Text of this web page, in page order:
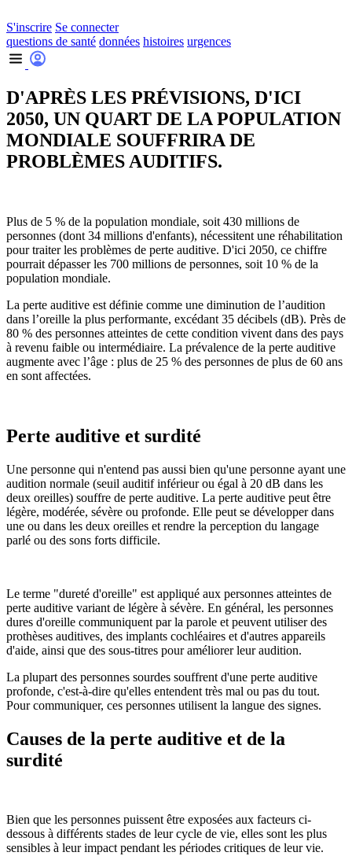
S'inscrire Se connecter
questions de santé données histoires urgences
D'APRÈS LES PRÉVISIONS, D'ICI
2050, UN QUART DE LA POPULATION
MONDIALE SOUFFRIRA DE
PROBLÈMES AUDITIFS.
Plus de 5 % de la population mondiale, soit 430 millions de
personnes (dont 34 millions d'enfants), nécessitent une réhabilitation
pour traiter les problèmes de perte auditive. D'ici 2050, ce chiffre
pourrait dépasser les 700 millions de personnes, soit 10 % de la
population mondiale.
La perte auditive est définie comme une diminution de l’audition
dans l’oreille la plus performante, excédant 35 décibels (dB). Près de
80 % des personnes atteintes de cette condition vivent dans des pays
à revenu faible ou intermédiaire. La prévalence de la perte auditive
augmente avec l’âge : plus de 25 % des personnes de plus de 60 ans
en sont affectées.
Perte auditive et surdité
Une personne qui n'entend pas aussi bien qu'une personne ayant une
audition normale (seuil auditif inférieur ou égal à 20 dB dans les
deux oreilles) souffre de perte auditive. La perte auditive peut être
légère, modérée, sévère ou profonde. Elle peut se développer dans
une ou dans les deux oreilles et rendre la perception du langage
parlé ou des sons forts difficile.
Le terme "dureté d'oreille" est appliqué aux personnes atteintes de
perte auditive variant de légère à sévère. En général, les personnes
dures d'oreille communiquent par la parole et peuvent utiliser des
prothèses auditives, des implants cochléaires et d'autres appareils
d'aide, ainsi que des sous-titres pour améliorer leur audition.
La plupart des personnes sourdes souffrent d'une perte auditive
profonde, c'est-à-dire qu'elles entendent très mal ou pas du tout.
Pour communiquer, ces personnes utilisent la langue des signes.
Causes de la perte auditive et de la
surdité
Bien que les personnes puissent être exposées aux facteurs ci-
dessous à différents stades de leur cycle de vie, elles sont les plus
sensibles à leur impact pendant les périodes critiques de leur vie.